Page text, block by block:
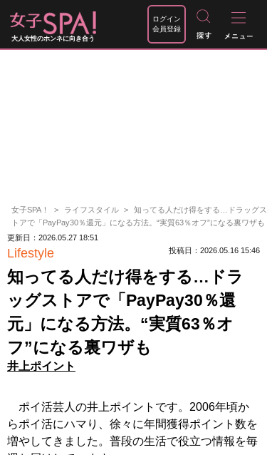
大人女性のホンネに向き合う
ログイン
会員登録
女子SPA！ ライフスタイル
知ってる人だけ得をする…ドラッグス
トアで「PayPay30％還元」になる方法。“実質63％オフ”になる裏ワザも
更新日：2026.05.27 18:51
Lifestyle 投稿日：2026.05.16 15:46
知ってる人だけ得をする…ドラ
ッグストアで「PayPay30％還
元」になる方法。“実質63％オ
フ”になる裏ワザも
井上ポイント
ポイ活芸人の井上ポイントです。2006年頃か
らポイ活にハマり、徐々に年間獲得ポイント数を
増やしてきました。普段の生活で役立つ情報を毎